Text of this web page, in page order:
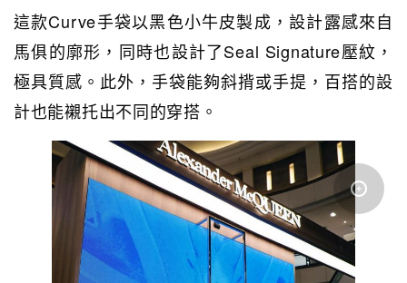
這款Curve手袋以黑色小牛皮製成，設計露感來自
馬俱的廓形，同時也設計了Seal Signature壓紋，
極具質感。此外，手袋能夠斜揹或手提，百搭的設
計也能襯托出不同的穿搭。